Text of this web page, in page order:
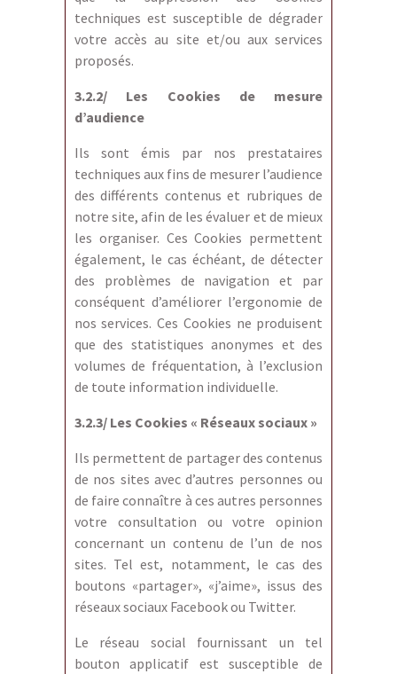
techniques est susceptible de dégrader
votre accès au site et/ou aux services
proposés.
3.2.2/ Les Cookies de mesure
d’audience
Ils sont émis par nos prestataires
techniques aux fins de mesurer l’audience
des différents contenus et rubriques de
notre site, afin de les évaluer et de mieux
les organiser. Ces Cookies permettent
également, le cas échéant, de détecter
des problèmes de navigation et par
conséquent d’améliorer l’ergonomie de
nos services. Ces Cookies ne produisent
que des statistiques anonymes et des
volumes de fréquentation, à l’exclusion
de toute information individuelle.
3.2.3/ Les Cookies « Réseaux sociaux »
Ils permettent de partager des contenus
de nos sites avec d’autres personnes ou
de faire connaître à ces autres personnes
votre consultation ou votre opinion
concernant un contenu de l’un de nos
sites. Tel est, notamment, le cas des
boutons «partager», «j’aime», issus des
réseaux sociaux Facebook ou Twitter.
Le réseau social fournissant un tel
bouton applicatif est susceptible de